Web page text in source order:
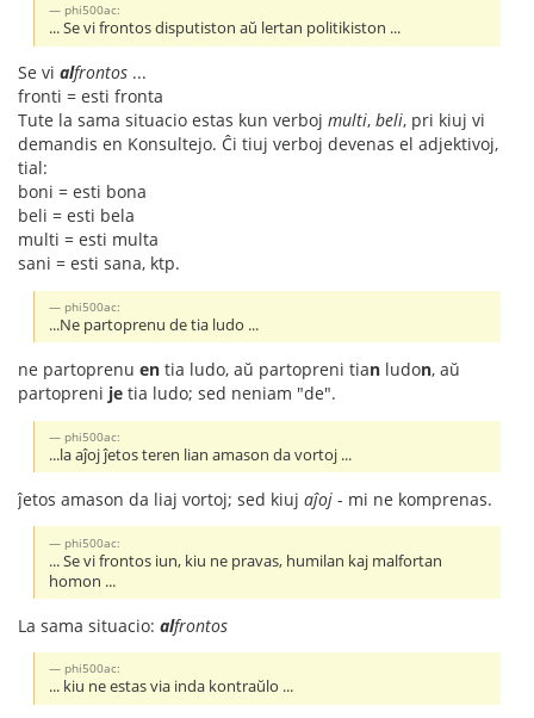
phi500ac:
... Se vi frontos disputiston aŭ lertan politikiston ...
Se vi alfrontos ...
fronti = esti fronta
Tute la sama situacio estas kun verboj multi, beli, pri kiuj vi
demandis en Konsultejo. Ĉi tiuj verboj devenas el adjektivoj,
tial:
boni = esti bona
beli = esti bela
multi = esti multa
sani = esti sana, ktp.
phi500ac:
...Ne partoprenu de tia ludo ...
ne partoprenu en tia ludo, aŭ partopreni tian ludon, aŭ
partopreni je tia ludo; sed neniam "de".
phi500ac:
...la aĵoj ĵetos teren lian amason da vortoj ...
ĵetos amason da liaj vortoj; sed kiuj aĵoj - mi ne komprenas.
phi500ac:
... Se vi frontos iun, kiu ne pravas, humilan kaj malfortan
homon ...
La sama situacio: alfrontos
phi500ac:
... kiu ne estas via inda kontraŭlo ...